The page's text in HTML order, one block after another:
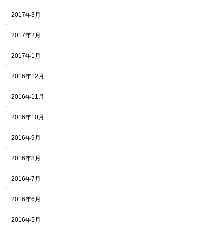
2017年3月
2017年2月
2017年1月
2016年12月
2016年11月
2016年10月
2016年9月
2016年8月
2016年7月
2016年6月
2016年5月